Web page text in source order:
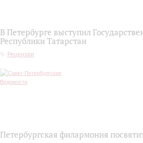
В Петербурге выступил
Республики Татарстан
Рецензии
Петербургская филармония